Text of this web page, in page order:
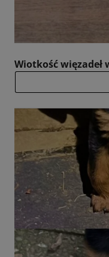
Wiotkość więzadeł